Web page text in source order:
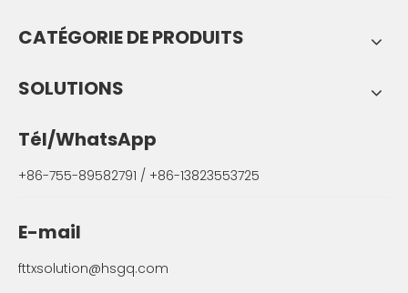
CATÉGORIE DE PRODUITS
SOLUTIONS
Tél/WhatsApp
+86-755-89582791 / +86-13823553725
E-mail
fttxsolution@hsgq.com